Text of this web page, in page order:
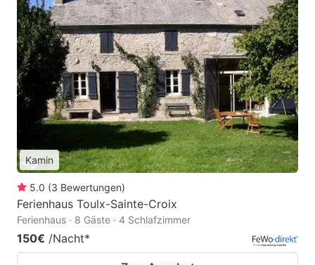
Kamin
5.0 (3 Bewertungen)
Ferienhaus Toulx-Sainte-Croix
Ferienhaus · 8 Gäste · 4 Schlafzimmer
150€ /Nacht*